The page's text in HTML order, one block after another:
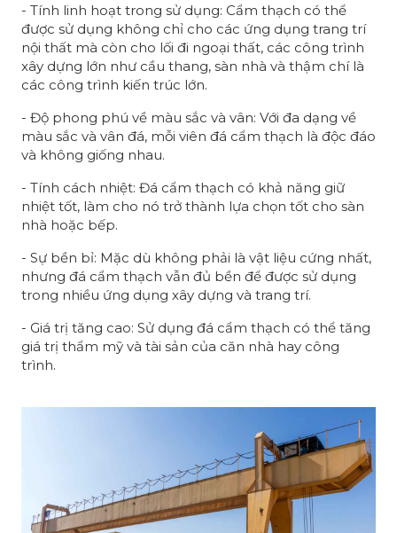
- Tính linh hoạt trong sử dụng: Cẩm thạch có thể
được sử dụng không chỉ cho các ứng dụng trang trí
nội thất mà còn cho lối đi ngoại thất, các công trình
xây dựng lớn như cầu thang, sàn nhà và thậm chí là
các công trình kiến trúc lớn.
- Độ phong phú về màu sắc và vân: Với đa dạng về
màu sắc và vân đá, mỗi viên đá cẩm thạch là độc đáo
và không giống nhau.
- Tính cách nhiệt: Đá cẩm thạch có khả năng giữ
nhiệt tốt, làm cho nó trở thành lựa chọn tốt cho sàn
nhà hoặc bếp.
- Sự bền bỉ: Mặc dù không phải là vật liệu cứng nhất,
nhưng đá cẩm thạch vẫn đủ bền để được sử dụng
trong nhiều ứng dụng xây dựng và trang trí.
- Giá trị tăng cao: Sử dụng đá cẩm thạch có thể tăng
giá trị thẩm mỹ và tài sản của căn nhà hay công
trình.